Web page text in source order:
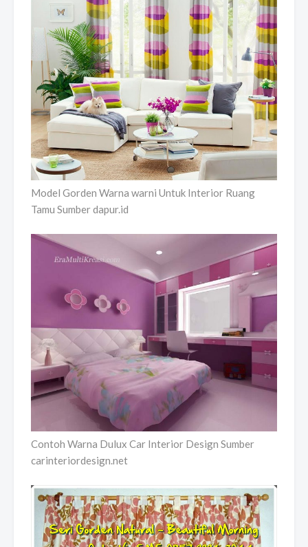
Model Gorden Warna warni Untuk Interior Ruang
Tamu Sumber dapur.id
Contoh Warna Dulux Car Interior Design Sumber
carinteriordesign.net